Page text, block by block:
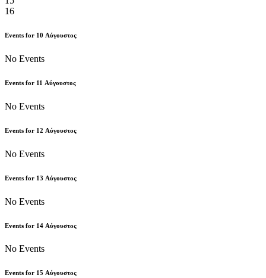
16
Events for 10 Αύγουστος
No Events
Events for 11 Αύγουστος
No Events
Events for 12 Αύγουστος
No Events
Events for 13 Αύγουστος
No Events
Events for 14 Αύγουστος
No Events
Events for 15 Αύγουστος